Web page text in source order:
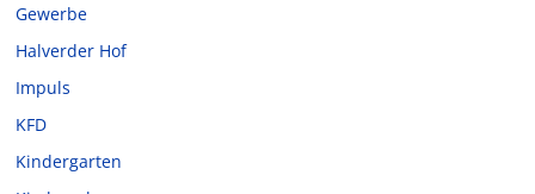
Gewerbe
Halverder Hof
Impuls
KFD
Kindergarten